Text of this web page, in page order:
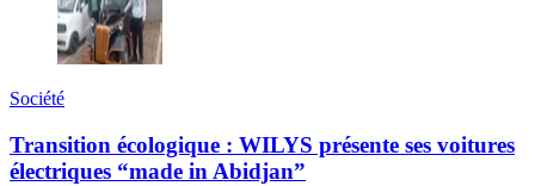
Société
Transition écologique : WILYS présente ses voitures
électriques “made in Abidjan”